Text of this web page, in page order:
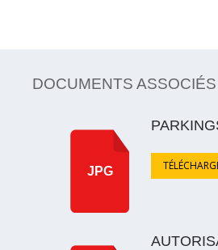
DOCUMENTS ASSOCIÉS
JPG